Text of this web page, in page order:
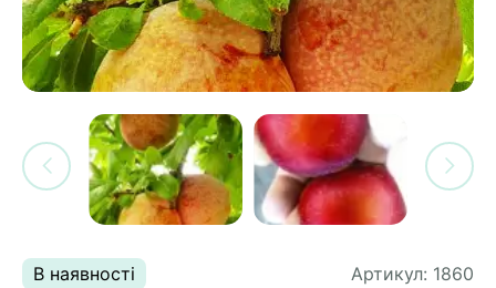
лохини
В наявності Артикул: 1860